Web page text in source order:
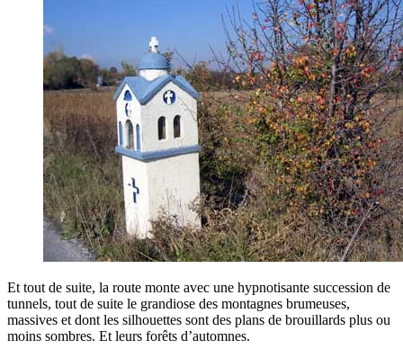
Et tout de suite, la route monte avec une hypnotisante succession de
tunnels, tout de suite le grandiose des montagnes brumeuses,
massives et dont les silhouettes sont des plans de brouillards plus ou
moins sombres. Et leurs forêts d’automnes.